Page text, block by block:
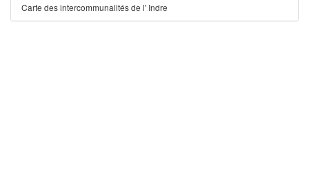
Carte des intercommunalités de l' Indre